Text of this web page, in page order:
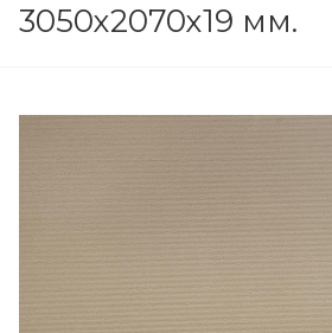
3050х2070х19 мм.